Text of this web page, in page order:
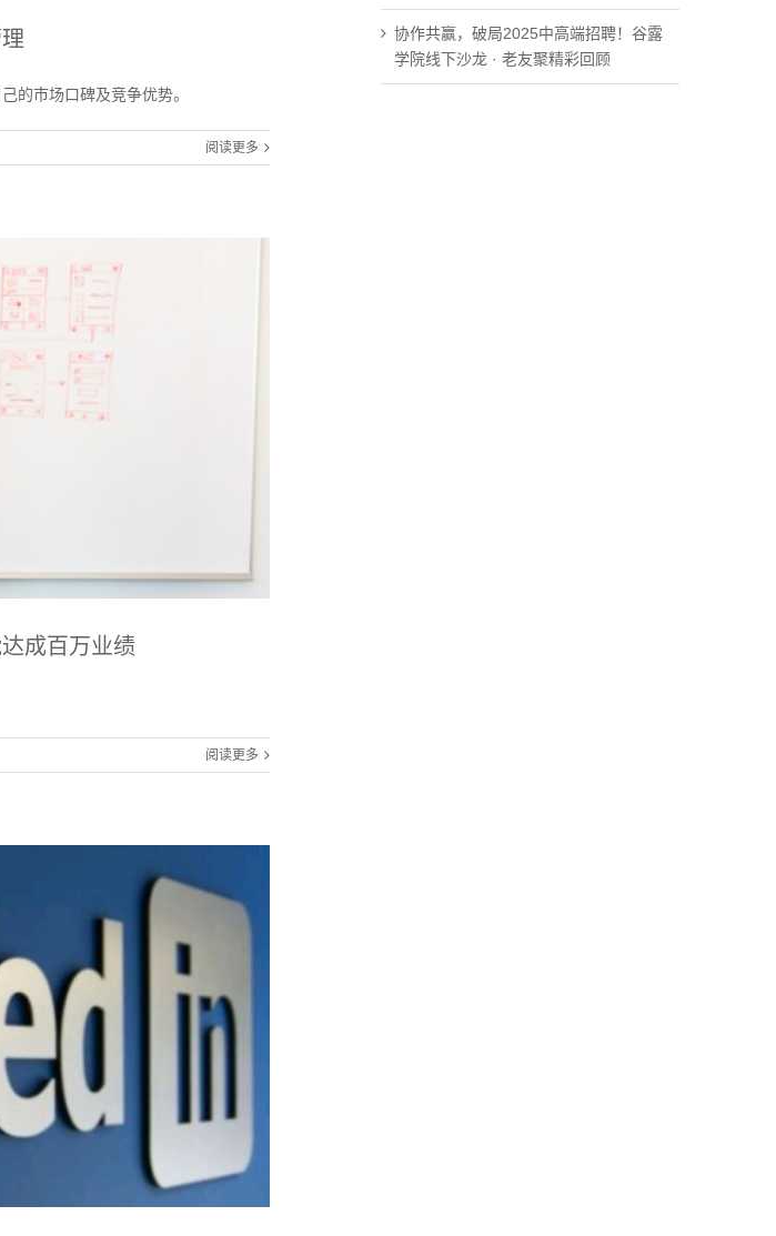
的市场口碑及竞争优势。
阅读更多
成百万业绩
阅读更多
协作共赢，破局2025中高端招聘！谷露
学院线下沙龙 · 老友聚精彩回顾